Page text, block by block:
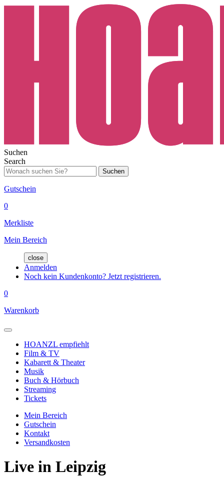
Suchen
Search
Suchen
Gutschein
0
Merkliste
Mein Bereich
close
Anmelden
Noch kein Kundenkonto? Jetzt registrieren.
0
Warenkorb
HOANZL empfiehlt
Film & TV
Kabarett & Theater
Musik
Buch & Hörbuch
Streaming
Tickets
Mein Bereich
Gutschein
Kontakt
Versandkosten
Live in Leipzig